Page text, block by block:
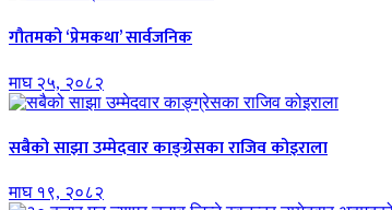
गौतमको ‘प्रेमकथा’ सार्वजनिक
माघ २५, २०८२
सबैको साझा उम्मेदवार काङ्ग्रेसका राजिव कोइराला
माघ १९, २०८२